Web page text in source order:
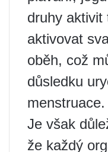
druhy aktivit
aktivovat
oběh, což
důsledku
menstruace.
Je však
že každý